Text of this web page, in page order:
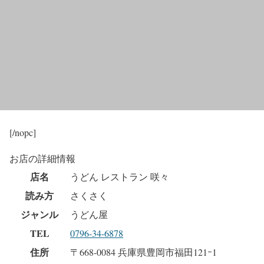
[/nopc]
お店の詳細情報
店名 うどん レストラン 咲々
読み方 さくさく
ジャンル うどん屋
TEL 0796-34-6878
住所 〒668-0084 兵庫県豊岡市福田121ｰ1